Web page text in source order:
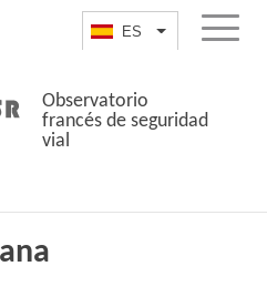
ES List additional
Menu
Observatorio
francés de seguridad
vial